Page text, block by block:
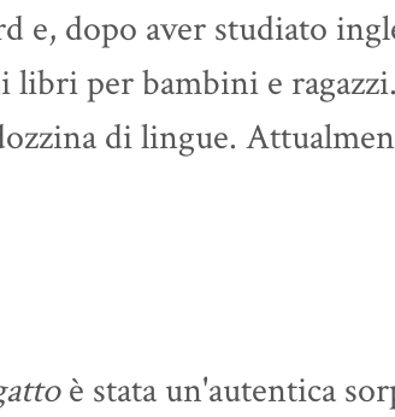
e, dopo aver studiato
libri per bambini e
di lingue.
è stata un'autentica